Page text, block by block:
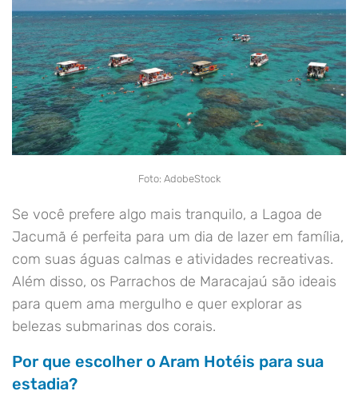
Foto: AdobeStock
Se você prefere algo mais tranquilo, a Lagoa de
Jacumã é perfeita para um dia de lazer em família,
com suas águas calmas e atividades recreativas.
Além disso, os Parrachos de Maracajaú são ideais
para quem ama mergulho e quer explorar as
belezas submarinas dos corais.
Por que escolher o Aram Hotéis para sua
estadia?